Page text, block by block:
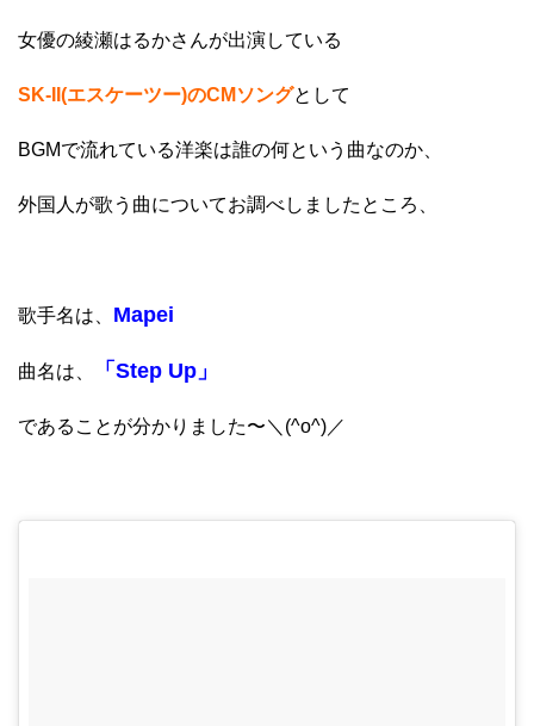
女優の綾瀬はるかさんが出演している
SK-II(エスケーツー)のCMソングとして
BGMで流れている洋楽は誰の何という曲なのか、
外国人が歌う曲についてお調べしましたところ、
歌手名は、 Mapei
曲名は、 「Step Up」
であることが分かりました〜＼(^o^)／